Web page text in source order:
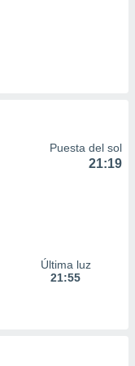
Puesta del sol
21:19
Última luz
21:55